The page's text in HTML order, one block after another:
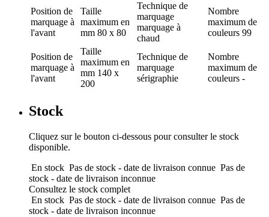
Position de
marquage à
l'avant
Taille
maximum en
mm 80 x 80
Technique de
marquage
marquage à
chaud
Nombre
maximum de
couleurs 99
Position de
marquage à
l'avant
Taille
maximum en
mm 140 x
200
Technique de
marquage
sérigraphie
Nombre
maximum de
couleurs -
Stock
Cliquez sur le bouton ci-dessous pour consulter le stock
disponible.
En stock Pas de stock - date de livraison connue Pas de
stock - date de livraison inconnue
Consultez le stock complet
En stock Pas de stock - date de livraison connue Pas de
stock - date de livraison inconnue